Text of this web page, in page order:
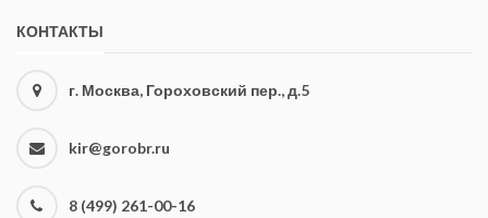
КОНТАКТЫ
г. Москва, Гороховский пер., д.5
kir@gorobr.ru
8 (499) 261-00-16